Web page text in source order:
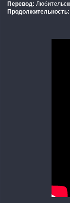
Перевод:
Продолжительность: